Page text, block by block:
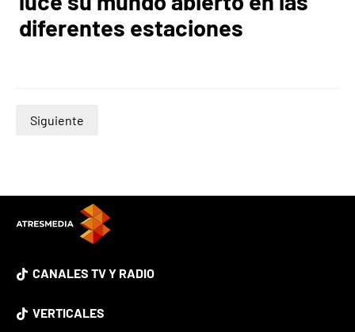
diferentes estaciones
Siguiente
CANALES TV Y RADIO
VERTICALES